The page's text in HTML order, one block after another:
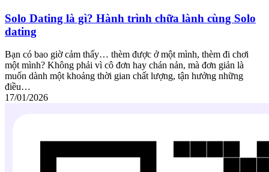
Solo Dating là gì? Hành trình chữa lành cùng Solo
dating
Bạn có bao giờ cảm thấy… thèm được ở một mình, thèm đi chơi
một mình? Không phải vì cô đơn hay chán nản, mà đơn giản là
muốn dành một khoảng thời gian chất lượng, tận hưởng những
điều…
17/01/2026